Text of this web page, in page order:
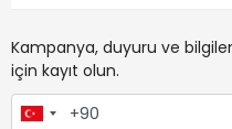
Kampanya, duyuru ve
için kayıt olun.